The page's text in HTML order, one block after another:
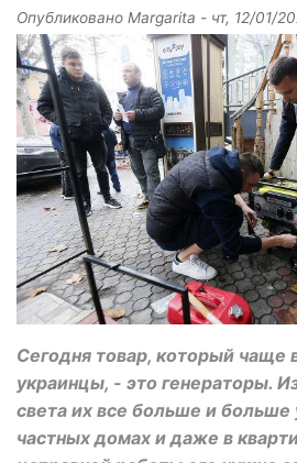
Опубликовано Margarita - чт, 12/01/
Сегодня товар, который чаще
украинцы, - это генераторы.
света их все больше и больше
частных домах и даже в